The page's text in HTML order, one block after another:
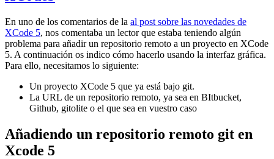
En uno de los comentarios de la al post sobre las novedades de
XCode 5, nos comentaba un lector que estaba teniendo algún
problema para añadir un repositorio remoto a un proyecto en XCode
5. A continuación os indico cómo hacerlo usando la interfaz gráfica.
Para ello, necesitamos lo siguiente:
Un proyecto XCode 5 que ya está bajo git.
La URL de un repositorio remoto, ya sea en BItbucket,
Github, gitolite o el que sea en vuestro caso
Añadiendo un repositorio remoto git en
Xcode 5